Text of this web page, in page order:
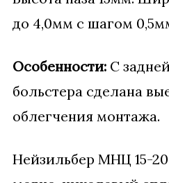
до 4,0мм с шагом
Особенности: С
больстера сделана
облегчения монтажа.
Нейзильбер МНЦ 15-